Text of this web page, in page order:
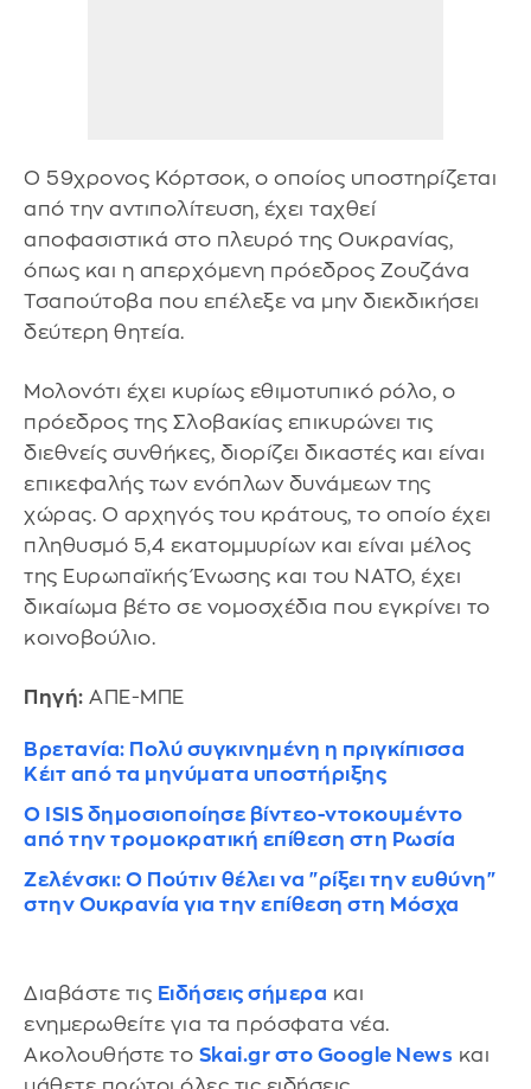
Ο 59χρονος Κόρτσοκ, ο οποίος υποστηρίζεται
από την αντιπολίτευση, έχει ταχθεί
αποφασιστικά στο πλευρό της Ουκρανίας,
όπως και η απερχόμενη πρόεδρος Ζουζάνα
Τσαπούτοβα που επέλεξε να μην διεκδικήσει
δεύτερη θητεία.
Μολονότι έχει κυρίως εθιμοτυπικό ρόλο, ο
πρόεδρος της Σλοβακίας επικυρώνει τις
διεθνείς συνθήκες, διορίζει δικαστές και είναι
επικεφαλής των ενόπλων δυνάμεων της
χώρας. Ο αρχηγός του κράτους, το οποίο έχει
πληθυσμό 5,4 εκατομμυρίων και είναι μέλος
της Ευρωπαϊκής Ένωσης και του ΝΑΤΟ, έχει
δικαίωμα βέτο σε νομοσχέδια που εγκρίνει το
κοινοβούλιο.
Πηγή: ΑΠΕ-ΜΠΕ
Βρετανία: Πολύ συγκινημένη η πριγκίπισσα
Κέιτ από τα μηνύματα υποστήριξης
Ο ISIS δημοσιοποίησε βίντεο-ντοκουμέντο
από την τρομοκρατική επίθεση στη Ρωσία
Ζελένσκι: Ο Πούτιν θέλει να "ρίξει την ευθύνη"
στην Ουκρανία για την επίθεση στη Μόσχα
Διαβάστε τις Ειδήσεις σήμερα και
ενημερωθείτε για τα πρόσφατα νέα.
Ακολουθήστε το Skai.gr στο Google News και